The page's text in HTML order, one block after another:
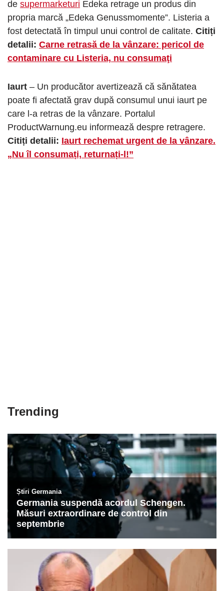
de supermarketuri Edeka retrage un produs din
propria marcă „Edeka Genussmomente”. Listeria a
fost detectată în timpul unui control de calitate. Citiți
detalii: Carne retrasă de la vânzare: pericol de
contaminare cu Listeria, nu consumaţi
Iaurt – Un producător avertizează că sănătatea
poate fi afectată grav după consumul unui iaurt pe
care l-a retras de la vânzare. Portalul
ProductWarnung.eu informează despre retragere.
Citiți detalii: Iaurt rechemat urgent de la vânzare.
„Nu îl consumați, returnați-l!”
Trending